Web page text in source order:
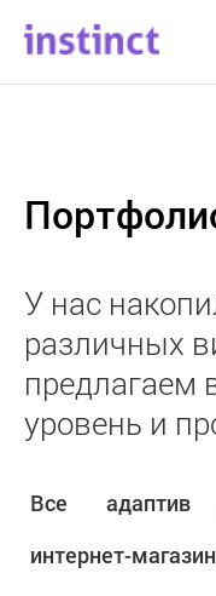
У нас
различных
предлагаем
уровень и
Все адаптив
интернет-магазин